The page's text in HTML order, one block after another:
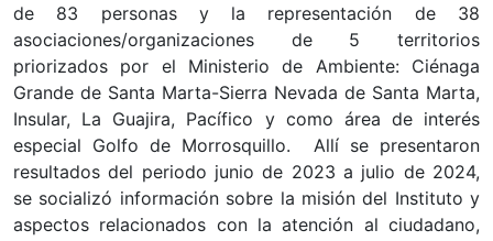
de 83 personas y la representación de 38
asociaciones/organizaciones de 5 territorios
priorizados por el Ministerio de Ambiente: Ciénaga
Grande de Santa Marta-Sierra Nevada de Santa Marta,
Insular, La Guajira, Pacífico y como área de interés
especial Golfo de Morrosquillo. Allí se presentaron
resultados del periodo junio de 2023 a julio de 2024,
se socializó información sobre la misión del Instituto y
aspectos relacionados con la atención al ciudadano,